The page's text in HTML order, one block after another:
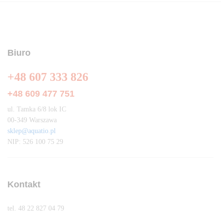
Biuro
+48 607 333 826
+48 609 477 751
ul. Tamka 6/8 lok IC
00-349 Warszawa
sklep@aquatio.pl
NIP: 526 100 75 29
Kontakt
tel. 48 22 827 04 79